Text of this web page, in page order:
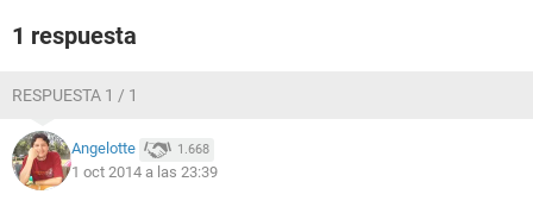
1 respuesta
RESPUESTA 1 / 1
Angelotte 1.668
1 oct 2014 a las 23:39